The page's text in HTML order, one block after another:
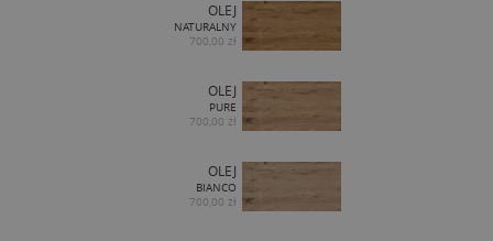
OLEJ
NATURALNY
700,00 zł
OLEJ
PURE
700,00 zł
OLEJ
BIANCO
700,00 zł